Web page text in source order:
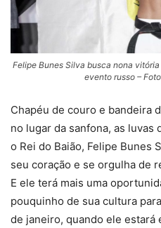
Felipe Bunes Silva busca nona
evento russo –
Chapéu de couro e bandeira
no lugar da sanfona, as luvas
o Rei do Baião, Felipe Bunes
seu coração e se orgulha de
E ele terá mais uma
pouquinho de sua cultura
de janeiro, quando ele estará